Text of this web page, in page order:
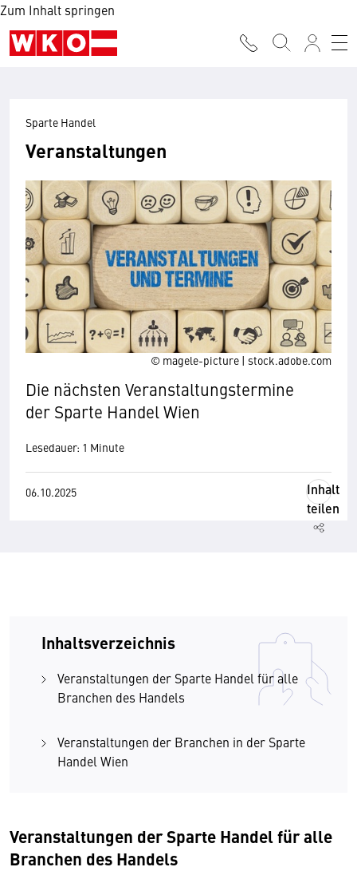
Zum Inhalt springen
© magele-picture | stock.adobe.com
Sparte Handel
Veranstaltungen
Die nächsten Veranstaltungstermine
der Sparte Handel Wien
Lesedauer: 1 Minute
06.10.2025
Inhalt
teilen
Inhaltsverzeichnis
Veranstaltungen der Sparte Handel für alle
Branchen des Handels
Veranstaltungen der Branchen in der Sparte
Handel Wien
Veranstaltungen der Sparte Handel für alle
Branchen des Handels